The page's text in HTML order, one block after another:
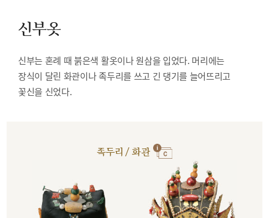
신부옷
신부는 혼례 때 붉은색 활옷이나 원삼을 입었다. 머리에는
장식이 달린 화관이나 족두리를 쓰고 긴 댕기를 늘어뜨리고
꽃신을 신었다.
족두리 / 화관